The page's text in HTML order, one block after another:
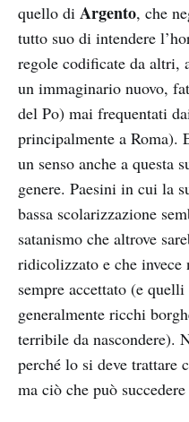
quello di Argento, che
tutto suo di intendere
regole codificate da altri,
un immaginario nuovo,
del Po) mai frequentati
principalmente a Roma).
un senso anche a questa
genere. Paesini in cui la
bassa scolarizzazione
satanismo che altrove
ridicolizzato e che
sempre accettato (e
generalmente ricchi
terribile da nascondere).
perché lo si deve trattare
ma ciò che può